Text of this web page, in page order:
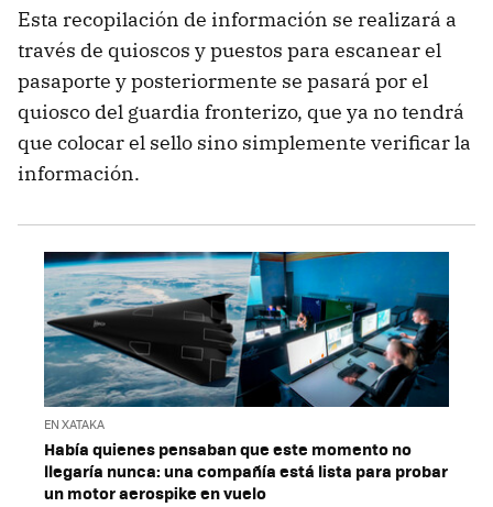
Esta recopilación de información se realizará a
través de quioscos y puestos para escanear el
pasaporte y posteriormente se pasará por el
quiosco del guardia fronterizo, que ya no tendrá
que colocar el sello sino simplemente verificar la
información.
EN XATAKA
Había quienes pensaban que este momento no
llegaría nunca: una compañía está lista para probar
un motor aerospike en vuelo